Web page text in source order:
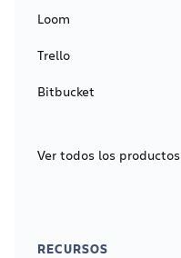
Loom
Trello
Bitbucket
Ver todos los productos
RECURSOS